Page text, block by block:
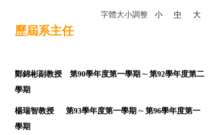
字體大小調整 小 中 大
歷屆系主任
鄭錦彬副教授 第90學年度第一學期 ～ 第92學年度第二
學期
楊瑞智教授 第93學年度第一學期 ～ 第96學年度第一
學期